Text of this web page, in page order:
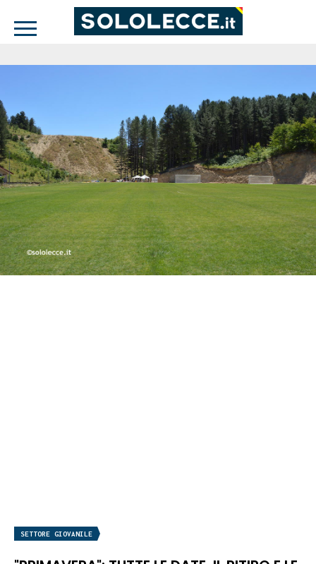
SETTORE GIOVANILE